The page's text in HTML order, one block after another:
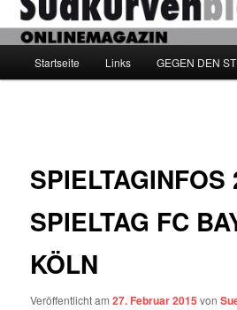
Startseite Links GEGEN DEN
SPIELTAGINFOS
SPIELTAG FC
KÖLN
Veröffentlicht am27. Februar 2015 von